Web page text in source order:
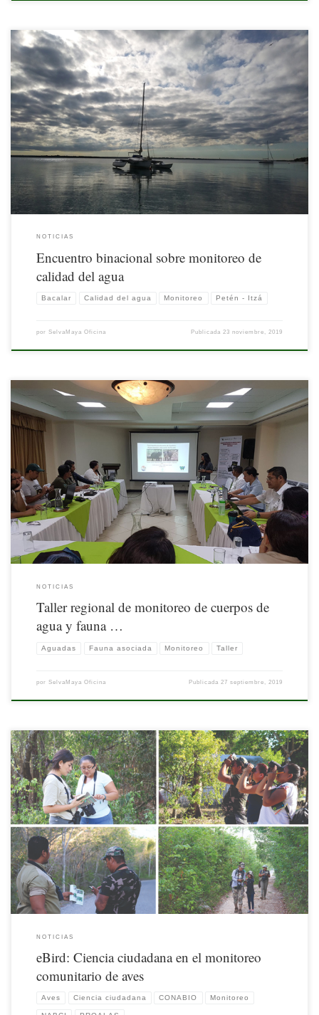
Agua Clara Ciudadanos por Bacalar A.C., en colaboración con Cooperación
Alemana al Desarrollo Sustentable (GIZ), coordinaron el primer encuentro
binacional sobre monitoreo de calidad del agua en Lago Petén-Itzá (Guatemala) y
Laguna de Bacalar (México); ocurrido el 19 y 20 de noviembre de 2019.
NOTICIAS
Encuentro binacional sobre monitoreo de
calidad del agua
Bacalar Calidad del agua Monitoreo Petén - Itzá
por SelvaMaya Oficina Publicada23 noviembre, 2019
El 25 de septiembre de 2019 se llevó a cabo en Flores, Guatemala, el Taller anual
del Grupo Regional de monitoreo de cuerpos de agua y fauna asociada en la Selva
Maya (MASM), cuyo objetivo es utilizar el monitoreo estandarizado de cuerpos de
agua y fauna asociada
NOTICIAS
Taller regional de monitoreo de cuerpos de
agua y fauna …
Aguadas Fauna asociada Monitoreo Taller
por SelvaMaya Oficina Publicada 27 septiembre, 2019
Como bien se ha dicho, la ciudadanía desempeña un gran papel en el monitoreo de
la biodiversidad. Específicamente, en el monitoreo comunitario de aves es útil la
herramienta eBird o su versión en español aVerAves,
NOTICIAS
eBird: Ciencia ciudadana en el monitoreo
comunitario de aves
Aves Ciencia ciudadana CONABIO Monitoreo